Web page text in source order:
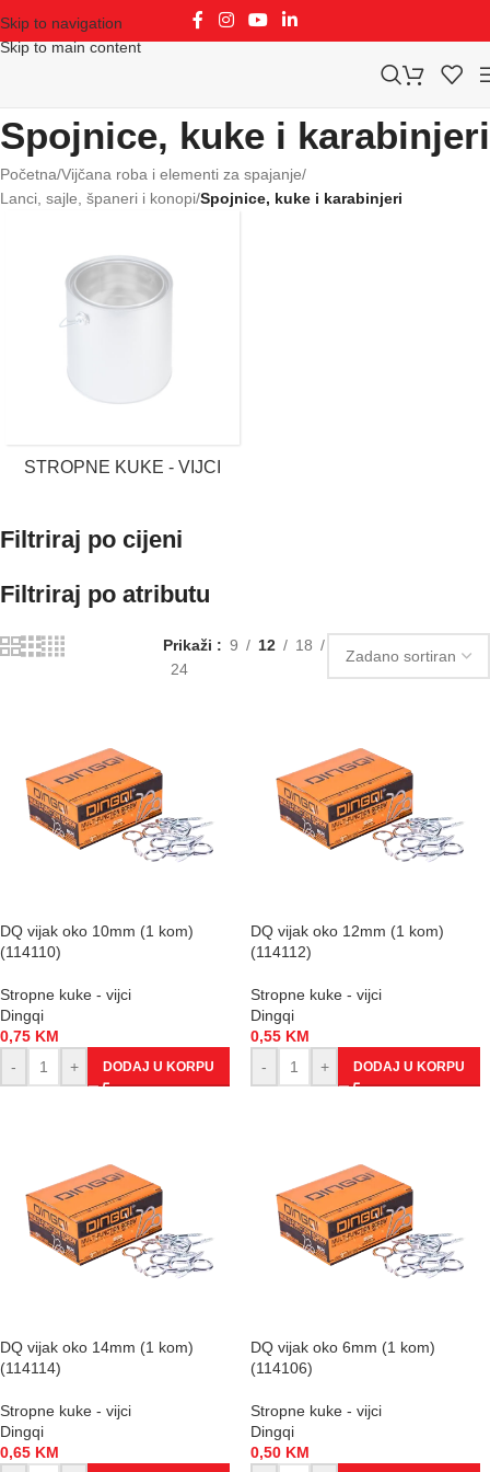
Skip to navigation
Skip to main content
Spojnice, kuke i karabinjeri
Početna/Vijčana roba i elementi za spajanje/
Lanci, sajle, španeri i konopi/Spojnice, kuke i karabinjeri
STROPNE KUKE - VIJCI
Filtriraj po cijeni
Filtriraj po atributu
Prikaži 9 12
18
24
DQ vijak oko 10mm (1 kom)
(114110)
Stropne kuke - vijci
Dingqi
0,75 KM
-
+ DODAJ U KORPU
DQ vijak oko 12mm (1 kom)
(114112)
Stropne kuke - vijci
Dingqi
0,55 KM
-
+ DODAJ U KORPU
DQ vijak oko 14mm (1 kom)
(114114)
Stropne kuke - vijci
Dingqi
0,65 KM
DQ vijak oko 6mm (1 kom)
(114106)
Stropne kuke - vijci
Dingqi
0,50 KM